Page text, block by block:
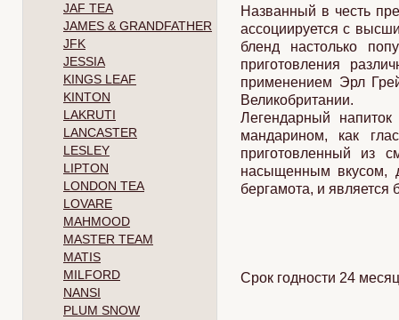
JAF TEA
JAMES & GRANDFATHER
JFK
JESSIA
KINGS LEAF
KINTON
LAKRUTI
LANCASTER
LESLEY
LIPTON
LONDON TEA
LOVARE
MAHMOOD
MASTER TEAM
MATIS
MILFORD
NANSI
PLUM SNOW
Названный в честь
ассоциируется с
бленд настолько
приготовления
применением Эрл
Великобритании.
Легендарный
мандарином, как
приготовленный из
насыщенным вкусом,
бергамота, и является
Срок годности 24